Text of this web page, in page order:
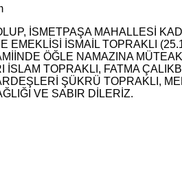
İSMETPAŞA MAHALLESİ
EMEKLİSİ İSMAİL TOPRAKLI
ÖĞLE NAMAZINA
TOPRAKLI, FATMA
ŞÜKRÜ TOPRAKLI,
VE SABIR DİLERİZ.